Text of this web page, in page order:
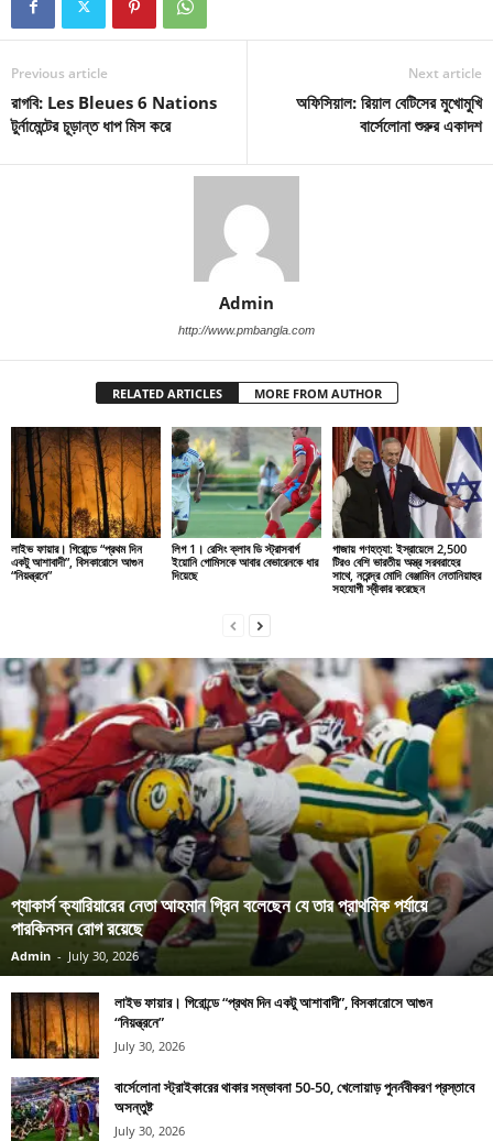
Previous article
রাগবি: Les Bleues 6 Nations
টুর্নামেন্টের চূড়ান্ত ধাপ মিস করে
Next article
অফিসিয়াল: রিয়াল বেটিসের মুখোমুখি
বার্সেলোনা শুরুর একাদশ
Admin
http://www.pmbangla.com
RELATED ARTICLES MORE FROM AUTHOR
লাইভ ফায়ার। গিরোন্ডে “প্রথম দিন
একটু আশাবাদী”, বিসকারোসে আগুন
“নিয়ন্ত্রনে”
লিগ 1। রেসিং ক্লাব ডি স্ট্রাসবার্গ
ইয়োনি গোমিসকে আবার বেভারেনকে ধার
দিয়েছে
গাজায় গণহত্যা: ইস্রায়েলে 2,500
টিরও বেশি ভারতীয় অস্ত্র সরবরাহের
সাথে, নরেন্দ্র মোদি বেঞ্জামিন নেতানিয়াহুর
সহযোগী স্বীকার করেছেন
প্যাকার্স ক্যারিয়ারের নেতা আহমান গ্রিন বলেছেন যে তার প্রাথমিক পর্যায়ে
পারকিনসন রোগ রয়েছে
Admin - July 30, 2026
লাইভ ফায়ার। গিরোন্ডে “প্রথম দিন একটু আশাবাদী”, বিসকারোসে আগুন
“নিয়ন্ত্রনে”
July 30, 2026
বার্সেলোনা স্ট্রাইকারের থাকার সম্ভাবনা 50-50, খেলোয়াড় পুনর্নবীকরণ প্রস্তাবে
অসন্তুষ্ট
July 30, 2026